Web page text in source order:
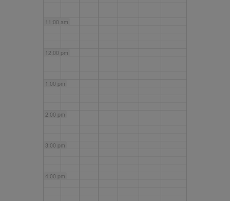
11:00 am
12:00 pm
1:00 pm
2:00 pm
3:00 pm
4:00 pm